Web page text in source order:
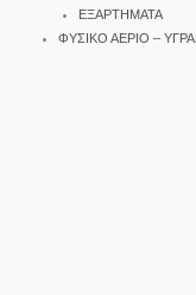
ΕΞΑΡΤΗΜΑΤΑ
ΦΥΣΙΚΟ ΑΕΡΙΟ –